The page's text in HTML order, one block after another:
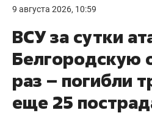
9 августа 2026, 10:59
ВСУ за сутки
Белгородскую
раз – погибли
еще 25